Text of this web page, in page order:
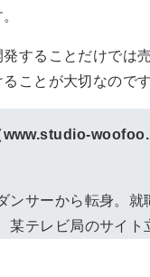
することだけでは
ことが大切なのです
サーから転身。
テレビ局のサイト